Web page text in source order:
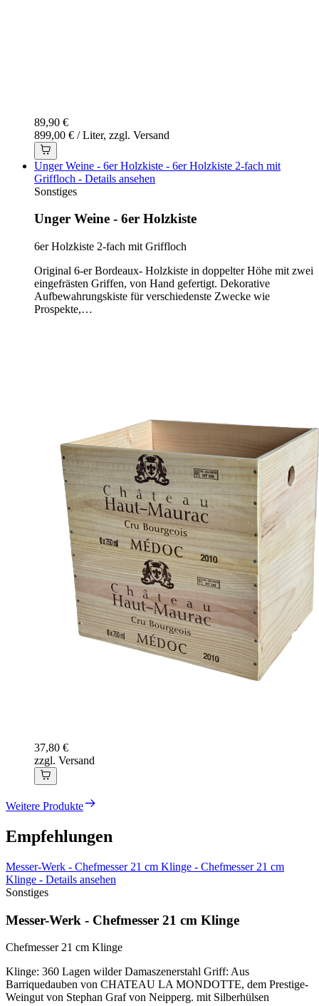
89,90 €
899,00 € / Liter, zzgl. Versand
Unger Weine - 6er Holzkiste - 6er Holzkiste 2-fach mit
Griffloch - Details ansehen
Sonstiges
Unger Weine - 6er Holzkiste
6er Holzkiste 2-fach mit Griffloch
Original 6-er Bordeaux- Holzkiste in doppelter Höhe mit zwei
eingefrästen Griffen, von Hand gefertigt. Dekorative
Aufbewahrungskiste für verschiedenste Zwecke wie
Prospekte,…
37,80 €
zzgl. Versand
Weitere Produkte
Empfehlungen
Messer-Werk - Chefmesser 21 cm Klinge - Chefmesser 21 cm
Klinge - Details ansehen
Sonstiges
Messer-Werk - Chefmesser 21 cm Klinge
Chefmesser 21 cm Klinge
Klinge: 360 Lagen wilder Damaszenerstahl Griff: Aus
Barriquedauben von CHATEAU LA MONDOTTE, dem Prestige-
Weingut von Stephan Graf von Neipperg. mit Silberhülsen